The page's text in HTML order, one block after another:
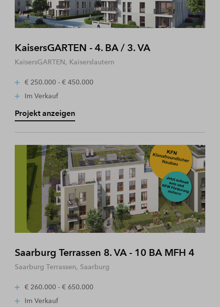
KaisersGARTEN - 4. BA / 3. VA
KaisersGARTEN, Kaiserslautern
€ 250.000 - € 450.000
Im Verkauf
Projekt anzeigen
Saarburg Terrassen 8. VA - 10 BA MFH 4
Saarburg Terrassen, Saarburg
€ 260.000 - € 650.000
Im Verkauf